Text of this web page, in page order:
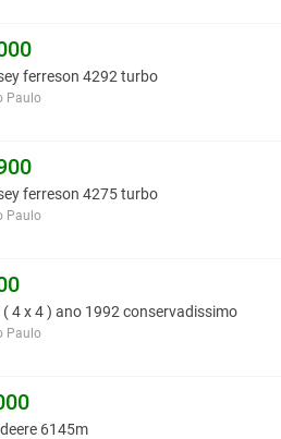
ferreson 4292 turbo
Paulo
ferreson 4275 turbo
Paulo
4 x 4 ) ano 1992 conservadissimo
Paulo
6145m